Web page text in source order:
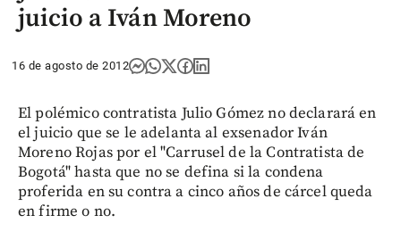
juicio a Iván Moreno
16 de agosto de 2012
El polémico contratista Julio Gómez no declarará en
el juicio que se le adelanta al exsenador Iván
Moreno Rojas por el "Carrusel de la Contratista de
Bogotá" hasta que no se defina si la condena
proferida en su contra a cinco años de cárcel queda
en firme o no.